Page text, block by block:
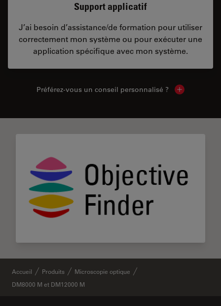
Support applicatif
J’ai besoin d’assistance/de formation pour utiliser
correctement mon système ou pour exécuter une
application spécifique avec mon système.
Préférez-vous un conseil personnalisé ? Show local
Accueil Produits
Microscopie optique
DM8000 M et DM12000 M